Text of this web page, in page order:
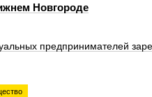
Новгороде
предпринимателей